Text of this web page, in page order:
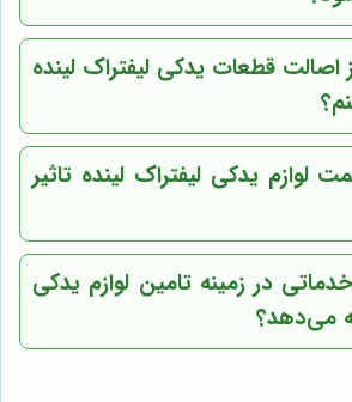
اصالت قطعات یدکی لیفتراک لینده
لوازم یدکی لیفتراک لینده تاثیر
در زمینه تامین لوازم یدکی
می‌دهد؟